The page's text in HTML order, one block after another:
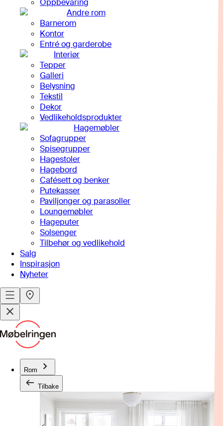
Oppbevaring
Andre rom
Barnerom
Kontor
Entré og garderobe
Interiør
Tepper
Galleri
Belysning
Tekstil
Dekor
Vedlikeholdsprodukter
Hagemøbler
Sofagrupper
Spisegrupper
Hagestoler
Hagebord
Cafésett og benker
Putekasser
Paviljonger og parasoller
Loungemøbler
Hageputer
Solsenger
Tilbehør og vedlikehold
Salg
Inspirasjon
Nyheter
Rom
Tilbake